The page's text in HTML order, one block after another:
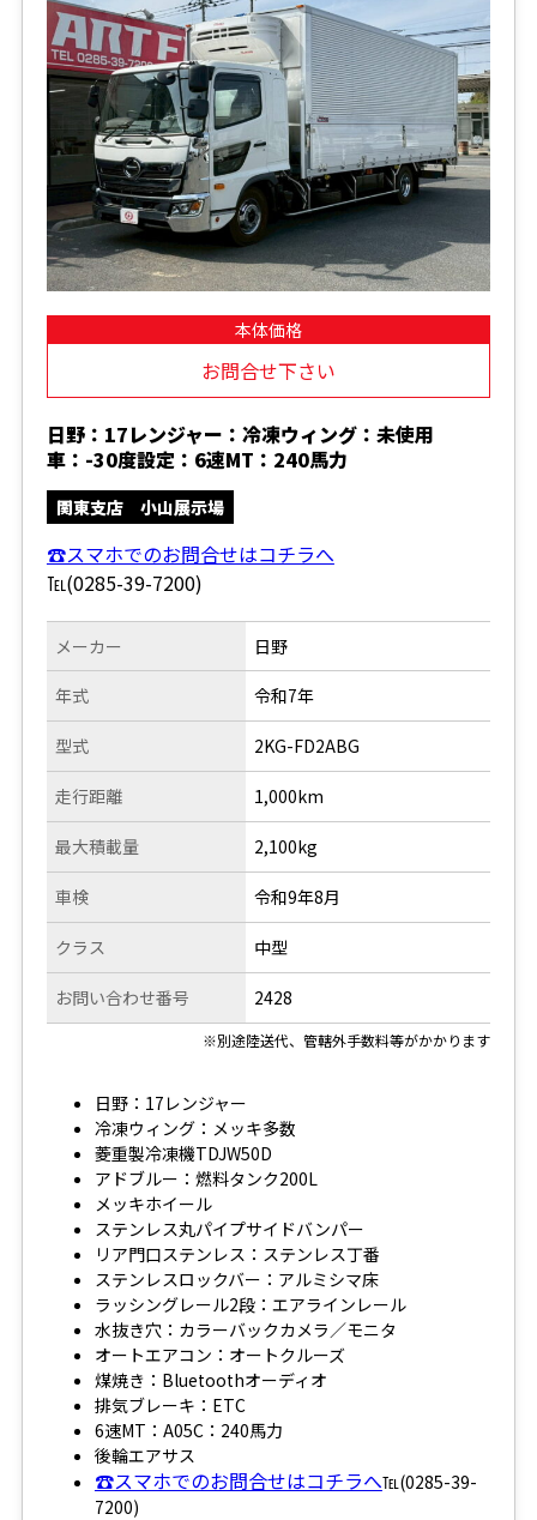
本体価格
お問合せ下さい
日野：17レンジャー：冷凍ウィング：未使用
車：-30度設定：6速MT：240馬力
関東支店 小山展示場
☎スマホでのお問合せはコチラへ
℡(0285-39-7200)
メーカー
年式
型式
走行距離
日野
令和7年
2KG-FD2ABG
1,000km
最大積載量
車検
クラス
お問い合わせ番号
2,100kg
令和9年8月
中型
2428
※別途陸送代、管轄外手数料等がかかります
日野：17レンジャー
冷凍ウィング：メッキ多数
菱重製冷凍機TDJW50D
アドブルー：燃料タンク200L
メッキホイール
ステンレス丸パイプサイドバンパー
リア門口ステンレス：ステンレス丁番
ステンレスロックバー：アルミシマ床
ラッシングレール2段：エアラインレール
水抜き穴：カラーバックカメラ／モニタ
オートエアコン：オートクルーズ
煤焼き：Bluetoothオーディオ
排気ブレーキ：ETC
6速MT：A05C：240馬力
後輪エアサス
☎スマホでのお問合せはコチラへ℡(0285-39-
7200)